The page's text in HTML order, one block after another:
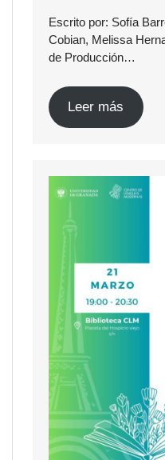
Escrito por: Sofía
Cobian, Melissa
de Producción…
Leer más